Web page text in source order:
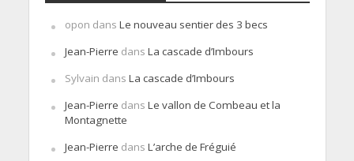
opon dans Le nouveau sentier des 3 becs
Jean-Pierre dans La cascade d’Imbours
Sylvain dans La cascade d’Imbours
Jean-Pierre dans Le vallon de Combeau et la
Montagnette
Jean-Pierre dans L’arche de Fréguié